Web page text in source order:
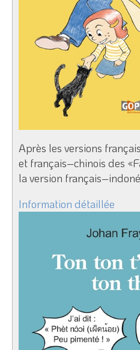
Après les versions
et français–chinois des
la version
Information détaillée